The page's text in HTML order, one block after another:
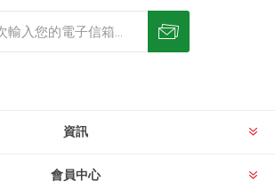
資訊
會員中心